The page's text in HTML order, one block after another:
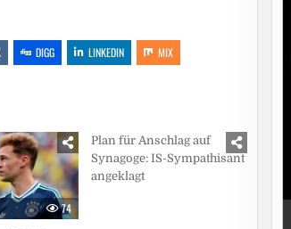
DIGG LINKEDIN MIX
74
Plan für Anschlag auf
Synagoge: IS-Sympathisant
angeklagt